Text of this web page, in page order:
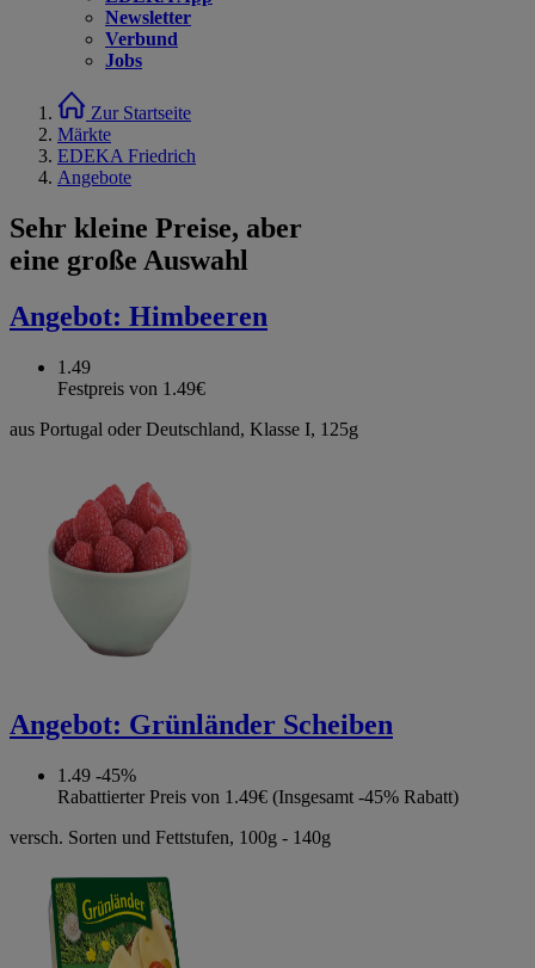
Newsletter
Verbund
Jobs
Zur Startseite
Märkte
EDEKA Friedrich
Angebote
Sehr kleine Preise, aber
eine große Auswahl
Angebot: Himbeeren
1.49
Festpreis von 1.49€
aus Portugal oder Deutschland, Klasse I, 125g
Angebot: Grünländer Scheiben
1.49 -45%
Rabattierter Preis von 1.49€ (Insgesamt -45% Rabatt)
versch. Sorten und Fettstufen, 100g - 140g